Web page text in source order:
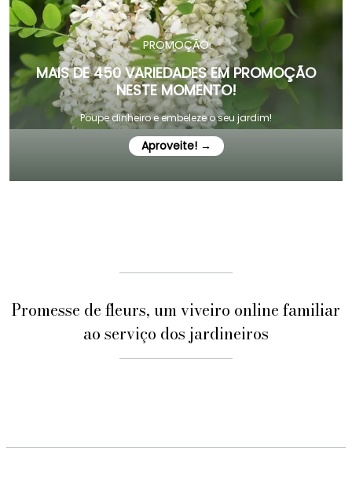
PROMOÇÃO
MAIS DE 450 VARIEDADES EM PROMOÇÃO
NESTE MOMENTO!
Poupe dinheiro e embeleze o seu jardim!
Aproveite! →
Promesse de fleurs, um viveiro online familiar
ao serviço dos jardineiros